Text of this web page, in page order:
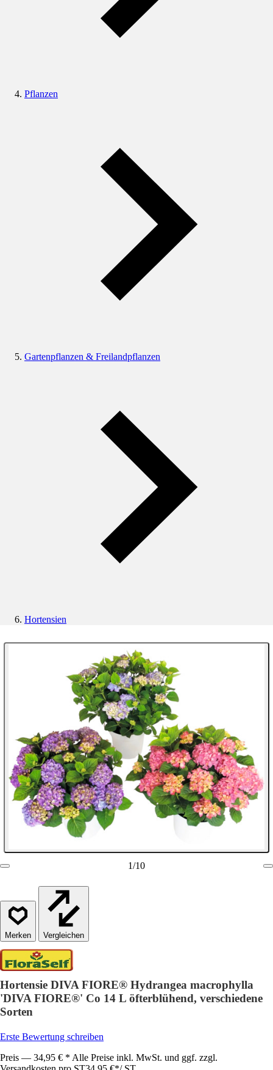
Pflanzen
Gartenpflanzen & Freilandpflanzen
Hortensien
1/10
Vergleichen
Hortensie DIVA FIORE® Hydrangea macrophylla
'DIVA FIORE®' Co 14 L öfterblühend, verschiedene
Sorten
Erste Bewertung schreiben
Preis — 34,95 € * Alle Preise inkl. MwSt. und ggf. zzgl.